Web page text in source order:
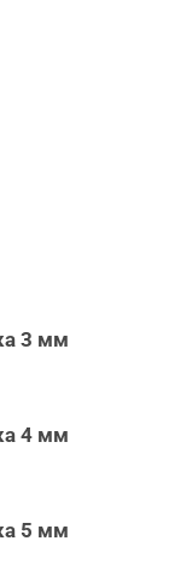
3 мм
4 мм
5 мм